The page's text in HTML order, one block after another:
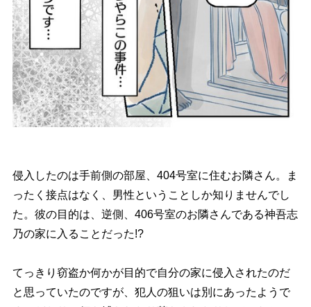
侵入したのは手前側の部屋、404号室に住むお隣さん。ま
ったく接点はなく、男性ということしか知りませんでし
た。彼の目的は、逆側、406号室のお隣さんである神吾志
乃の家に入ることだった!?
てっきり窃盗か何かが目的で自分の家に侵入されたのだ
と思っていたのですが、犯人の狙いは別にあったようで